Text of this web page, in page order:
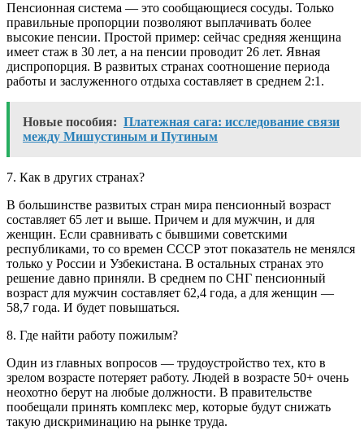
Пенсионная система — это сообщающиеся сосуды. Только
правильные пропорции позволяют выплачивать более
высокие пенсии. Простой пример: сейчас средняя женщина
имеет стаж в 30 лет, а на пенсии проводит 26 лет. Явная
диспропорция. В развитых странах соотношение периода
работы и заслуженного отдыха составляет в среднем 2:1.
Новые пособия: Платежная сага: исследование связи
между Мишустиным и Путиным
7. Как в других странах?
В большинстве развитых стран мира пенсионный возраст
составляет 65 лет и выше. Причем и для мужчин, и для
женщин. Если сравнивать с бывшими советскими
республиками, то со времен СССР этот показатель не менялся
только у России и Узбекистана. В остальных странах это
решение давно приняли. В среднем по СНГ пенсионный
возраст для мужчин составляет 62,4 года, а для женщин —
58,7 года. И будет повышаться.
8. Где найти работу пожилым?
Один из главных вопросов — трудоустройство тех, кто в
зрелом возрасте потеряет работу. Людей в возрасте 50+ очень
неохотно берут на любые должности. В правительстве
пообещали принять комплекс мер, которые будут снижать
такую дискриминацию на рынке труда.